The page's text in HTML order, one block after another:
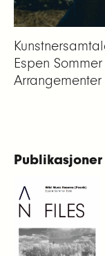
Espen
Arrangementer
Publikasjoner